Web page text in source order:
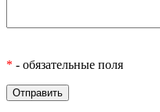
* - обязательные поля